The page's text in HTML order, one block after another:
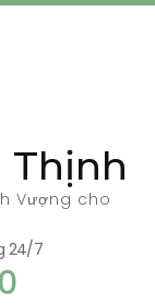
Thịnh
Vượng cho
24/7